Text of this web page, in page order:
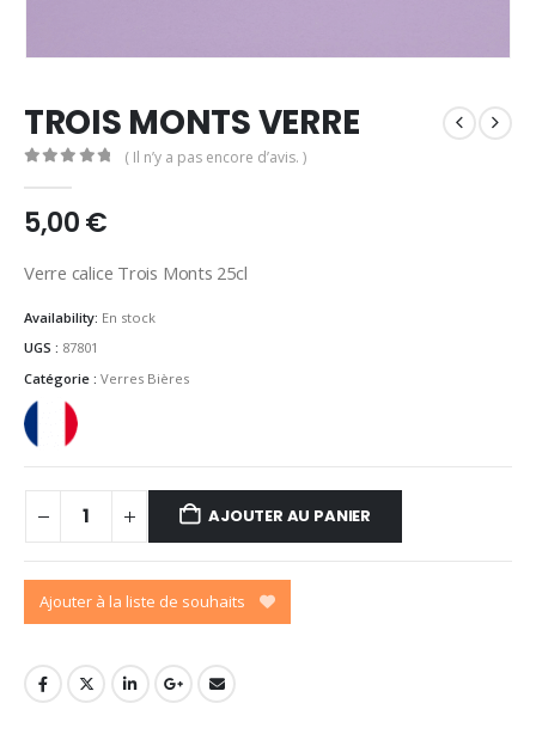
TROIS MONTS VERRE
( Il n’y a pas encore d’avis. )
5,00€
Verre calice Trois Monts 25cl
Availability: En stock
UGS : 87801
Catégorie : Verres Bières
AJOUTER AU PANIER
Ajouter à la liste de souhaits